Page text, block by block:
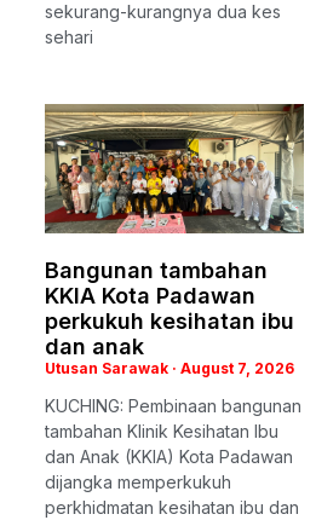
sekurang-kurangnya dua kes
sehari
Bangunan tambahan
KKIA Kota Padawan
perkukuh kesihatan ibu
dan anak
Utusan Sarawak August 7, 2026
KUCHING: Pembinaan bangunan
tambahan Klinik Kesihatan Ibu
dan Anak (KKIA) Kota Padawan
dijangka memperkukuh
perkhidmatan kesihatan ibu dan